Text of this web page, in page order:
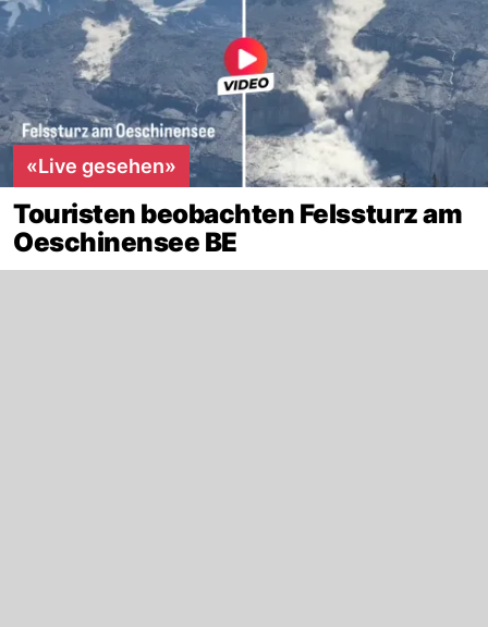
«Live gesehen»
Touristen beobachten Felssturz am
Oeschinensee BE